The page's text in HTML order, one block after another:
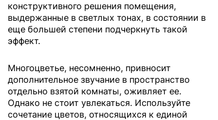
конструктивного решения помещения,
выдержанные в светлых тонах, в состоянии в
еще большей степени подчеркнуть такой
эффект.
Многоцветье, несомненно, привносит
дополнительное звучание в пространство
отдельно взятой комнаты, оживляет ее.
Однако не стоит увлекаться. Используйте
сочетание цветов, относящихся к единой